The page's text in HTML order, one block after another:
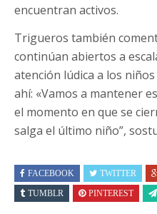
encuentran activos.
Trigueros también
continúan abiertos a
atención lúdica a los
ahí: «Vamos a mantener
el momento en que se
salga el último niño”,
FACEBOOK TWITTER
TUMBLR
PINTEREST